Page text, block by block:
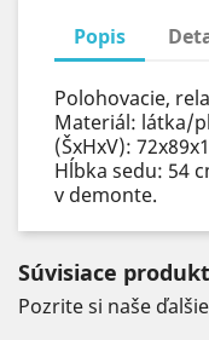
Popis
Polohovacie,
Materiál: látka/
(ŠxHxV):
Hĺbka sedu: 54
v demonte.
Súvisiace
Pozrite si naše